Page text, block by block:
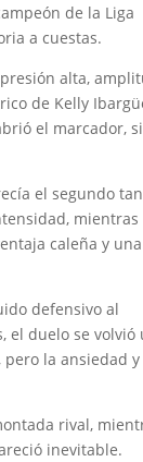
de la Liga
a cuestas.
alta,
de Kelly
el marcador,
el segundo
mientras
caleña y una
defensivo al
el duelo se volvió
la ansiedad
rival,
inevitable.